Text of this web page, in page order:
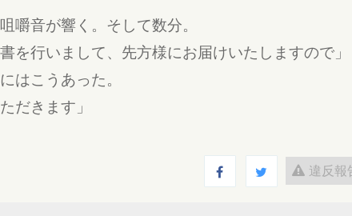
音が響く。そして数分。
を行いまして、先方様にお届けいたしますので」
はこうあった。
だきます」
違反報